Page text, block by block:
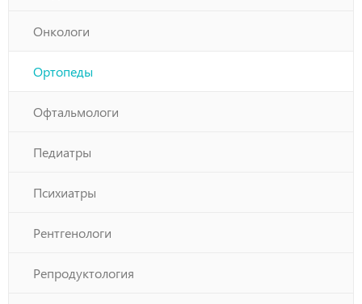
Онкологи
Ортопеды
Офтальмологи
Педиатры
Психиатры
Рентгенологи
Репродуктология